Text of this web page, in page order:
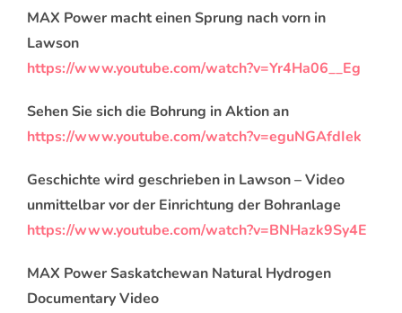
MAX Power macht einen Sprung nach vorn in
Lawson
https://www.youtube.com/watch?v=Yr4Ha06__Eg
Sehen Sie sich die Bohrung in Aktion an
https://www.youtube.com/watch?v=eguNGAfdIek
Geschichte wird geschrieben in Lawson – Video
unmittelbar vor der Einrichtung der Bohranlage
https://www.youtube.com/watch?v=BNHazk9Sy4E
MAX Power Saskatchewan Natural Hydrogen
Documentary Video